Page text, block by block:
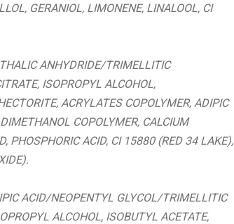
GERANIOL, LIMONENE, LINALOOL, CI
ANHYDRIDE/TRIMELLITIC
ISOPROPYL ALCOHOL,
ACRYLATES COPOLYMER, ADIPIC
COPOLYMER, CALCIUM
PHOSPHORIC ACID, CI 15880 (RED 34 LAKE),
ACID/NEOPENTYL GLYCOL/TRIMELLITIC
ALCOHOL, ISOBUTYL ACETATE,